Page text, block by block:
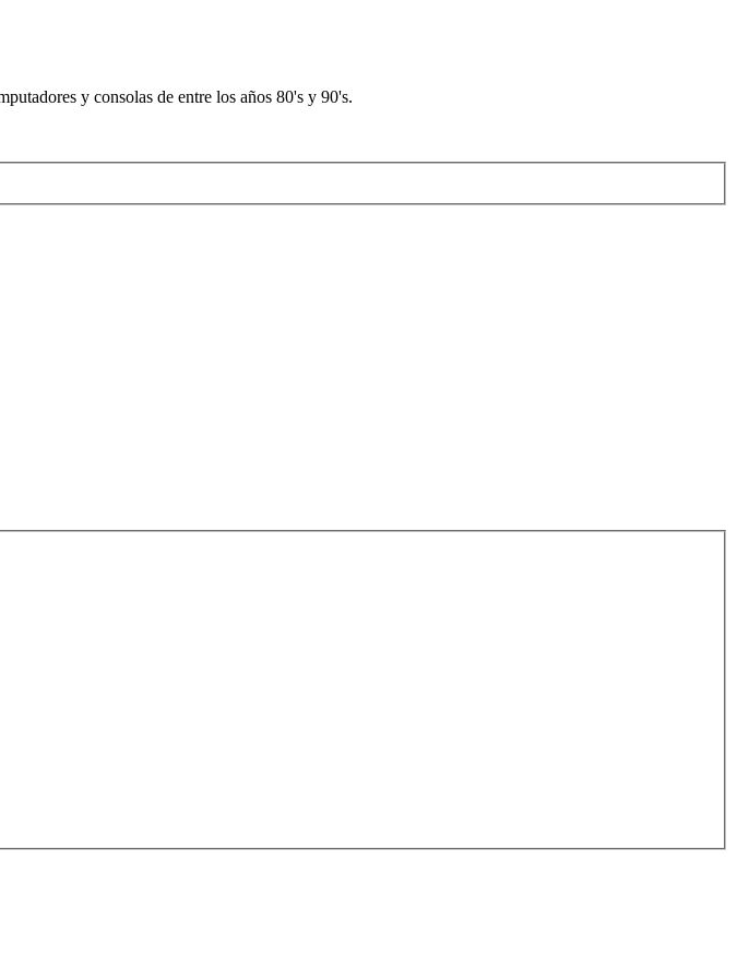
y consolas de entre los años 80's y 90's.